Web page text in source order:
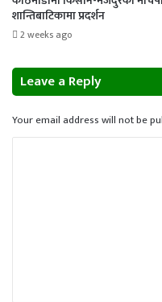
शान्तिबाटिकामा प्रदर्शन
2 weeks ago
Leave a Reply
Your email address will not be